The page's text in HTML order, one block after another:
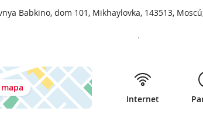
Babkino, dom 101 , Mikhaylovka, 143513, Moscú
Internet